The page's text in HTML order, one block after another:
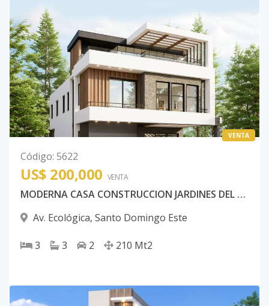
VENTA
Código: 5622
US$ 200,000 VENTA
MODERNA CASA CONSTRUCCION JARDINES DEL FARALLON
Av. Ecológica, Santo Domingo Este
3 3 2 210 Mt2